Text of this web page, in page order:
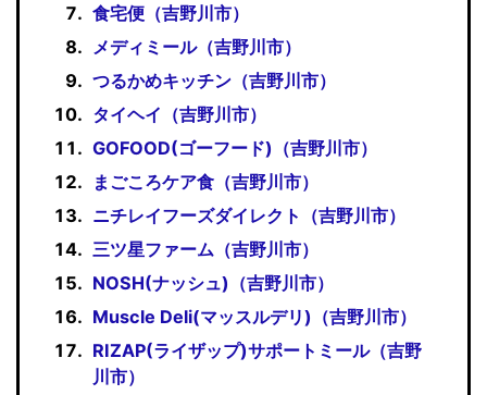
食宅便（吉野川市）
メディミール（吉野川市）
つるかめキッチン（吉野川市）
タイヘイ（吉野川市）
GOFOOD(ゴーフード)（吉野川市）
まごころケア食（吉野川市）
ニチレイフーズダイレクト（吉野川市）
三ツ星ファーム（吉野川市）
NOSH(ナッシュ)（吉野川市）
Muscle Deli(マッスルデリ)（吉野川市）
RIZAP(ライザップ)サポートミール（吉野
川市）